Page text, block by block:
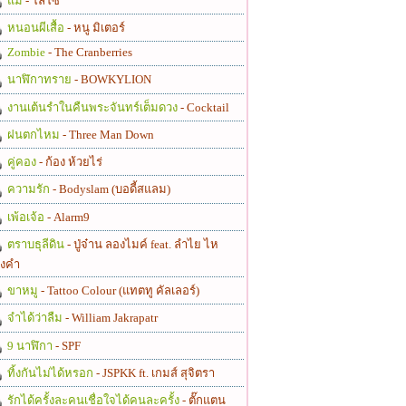
หนอนผีเสื้อ - หนู มิเตอร์
Zombie - The Cranberries
นาฬิกาทราย - BOWKYLION
งานเต้นรำในคืนพระจันทร์เต็มดวง - Cocktail
ฝนตกไหม - Three Man Down
คู่คอง - ก้อง ห้วยไร่
ความรัก - Bodyslam (บอดี้สแลม)
เพ้อเจ้อ - Alarm9
ตราบธุลีดิน - ปู่จ๋าน ลองไมค์ feat. ลำไย ไห
คำ
ขาหมู - Tattoo Colour (แทตทู คัลเลอร์)
จำได้ว่าลืม - William Jakrapatr
9 นาฬิกา - SPF
ทิ้งกันไม่ได้หรอก - JSPKK ft. เกมส์ สุจิตรา
รักได้ครั้งละคนเชื่อใจได้คนละครั้ง - ตั๊กแตน